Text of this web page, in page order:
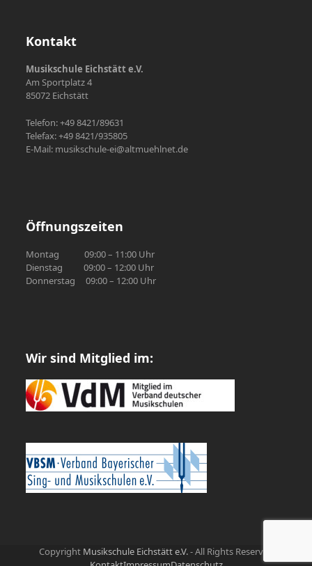
Kontakt
Musikschule Eichstätt e.V.
Am Sportplatz 4
85072 Eichstätt
Telefon: +49 8421/89631
Telefax: +49 8421/935805
E-Mail: musikschule-ei@altmuehlnet.de
Öffnungszeiten
Montag 09:00 – 11:00 Uhr
Dienstag 09:00 – 12:00 Uhr
Donnerstag 09:00 – 12:00 Uhr
Wir sind Mitglied im:
Copyright Musikschule Eichstätt e.V.- All Rights Reserved